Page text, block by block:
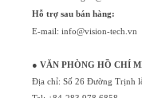
Hỗ trợ sau bán hàng:
E-mail: info@vision-tech.vn
● VĂN PHÒNG HỒ CHÍ
Địa chỉ: Số 26 Đường Trịnh